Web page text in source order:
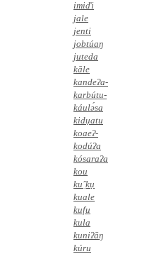
imiďi
jale
jenti
jobtúaŋ
juteda
kāle
kandeʔa-
karbútu-
káulə́sa
kidụatu
koaeʔ-
kodúʔa
kósaraʔa
kou
kuˆ̣kụ
kuale
kufu
kula
kuniʔāŋ
kúru